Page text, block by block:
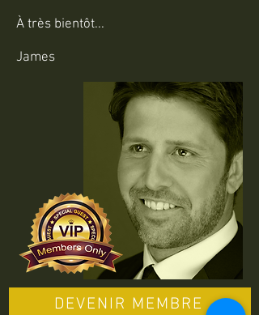
À très bientôt...
James
DEVENIR MEMBRE